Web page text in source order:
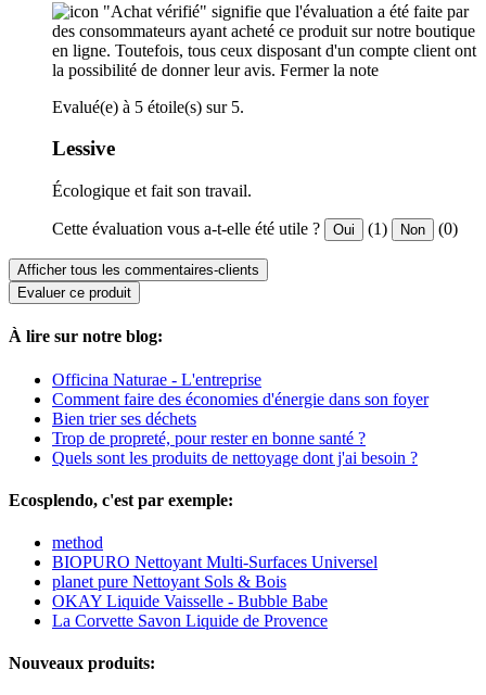
"Achat vérifié" signifie que l'évaluation a été faite par
des consommateurs ayant acheté ce produit sur notre boutique
en ligne. Toutefois, tous ceux disposant d'un compte client ont
la possibilité de donner leur avis. Fermer la note
Evalué(e) à 5 étoile(s) sur 5.
Lessive
Écologique et fait son travail.
Cette évaluation vous a-t-elle été utile ? Oui (1) Non (0)
Afficher tous les commentaires-clients
Evaluer ce produit
À lire sur notre blog:
Officina Naturae - L'entreprise
Comment faire des économies d'énergie dans son foyer
Bien trier ses déchets
Trop de propreté, pour rester en bonne santé ?
Quels sont les produits de nettoyage dont j'ai besoin ?
Ecosplendo, c'est par exemple:
method
BIOPURO Nettoyant Multi-Surfaces Universel
planet pure Nettoyant Sols & Bois
OKAY Liquide Vaisselle - Bubble Babe
La Corvette Savon Liquide de Provence
Nouveaux produits: